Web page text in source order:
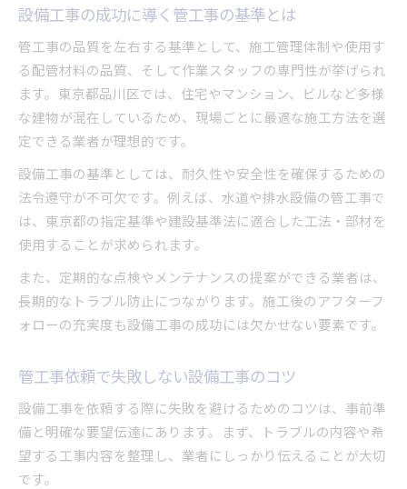
管工事を含む設備工事の依頼手順を解説
品川区で設備工事依頼時の管工事確認事項
設備工事com活用で管工事業者を簡単検索
東京都の指定排水設備工事事業者の選び方
管工事見積もり取得で比較すべきポイント
東京都で選ばれる管工事業者の特徴を解説
設備工事で選ばれる管工事業者の共通点
管工事業者が持つ東京都指定工事店の強み
設備工事実績で信頼される管工事業者紹介
管工事の技術力が設備工事の品質を左右
東京都水道工事指定業者の対応力を比較
設備工事の成功に導く管工事の基準とは
管工事の品質を左右する基準として、施工管理体制や使用す
る配管材料の品質、そして作業スタッフの専門性が挙げられ
ます。東京都品川区では、住宅やマンション、ビルなど多様
な建物が混在しているため、現場ごとに最適な施工方法を選
定できる業者が理想的です。
設備工事の基準としては、耐久性や安全性を確保するための
法令遵守が不可欠です。例えば、水道や排水設備の管工事で
は、東京都の指定基準や建設基準法に適合した工法・部材を
使用することが求められます。
また、定期的な点検やメンテナンスの提案ができる業者は、
長期的なトラブル防止につながります。施工後のアフターフ
ォローの充実度も設備工事の成功には欠かせない要素です。
管工事依頼で失敗しない設備工事のコツ
設備工事を依頼する際に失敗を避けるためのコツは、事前準
備と明確な要望伝達にあります。まず、トラブルの内容や希
望する工事内容を整理し、業者にしっかり伝えることが大切
です。